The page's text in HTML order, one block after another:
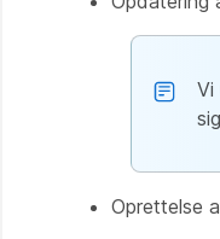
Vi
Oprettelse